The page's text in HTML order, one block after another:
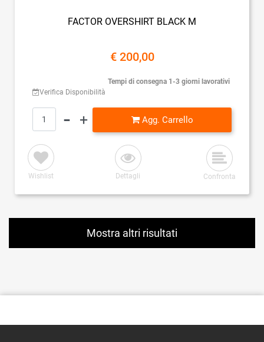
FACTOR OVERSHIRT BLACK M
€ 200,00
Verifica Disponibilità
Tempi di consegna 1-3 giorni lavorativi
Quantità
Agg. Carrello
Wishlist Dettagli Confronta
Mostra altri risultati